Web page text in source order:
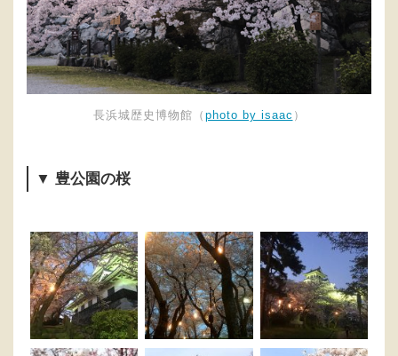
長浜城歴史博物館（ photo by isaac ）
▼ 豊公園の桜